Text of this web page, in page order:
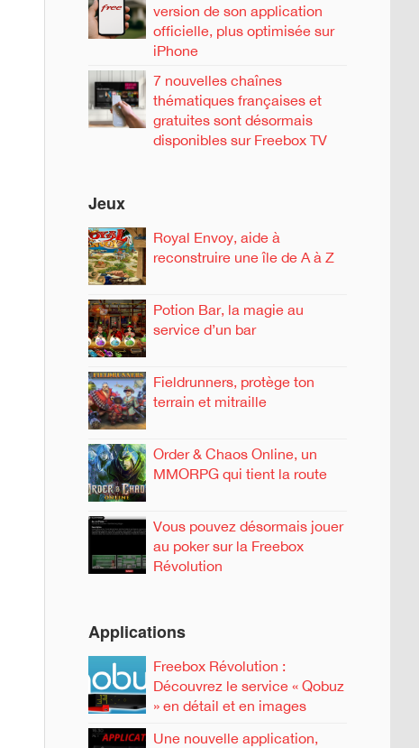
version de son application
officielle, plus optimisée sur
iPhone
7 nouvelles chaînes
thématiques françaises et
gratuites sont désormais
disponibles sur Freebox TV
Jeux
Royal Envoy, aide à
reconstruire une île de A à Z
Potion Bar, la magie au
service d’un bar
Fieldrunners, protège ton
terrain et mitraille
Order & Chaos Online, un
MMORPG qui tient la route
Vous pouvez désormais jouer
au poker sur la Freebox
Révolution
Applications
Freebox Révolution :
Découvrez le service « Qobuz
» en détail et en images
Une nouvelle application,